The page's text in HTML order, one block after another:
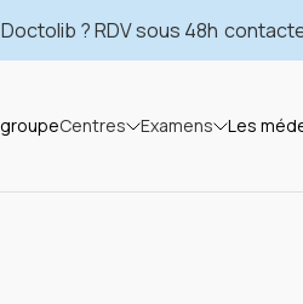
? RDV sous 48h
Centres Examens Les